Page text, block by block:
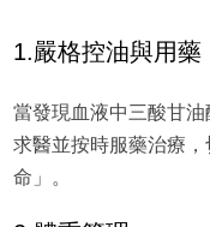
1.嚴格控油與用藥
當發現血液中三酸甘
求醫並按時服藥治療
命」。